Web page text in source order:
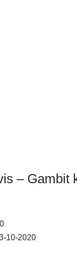
– Gambit
10-2020